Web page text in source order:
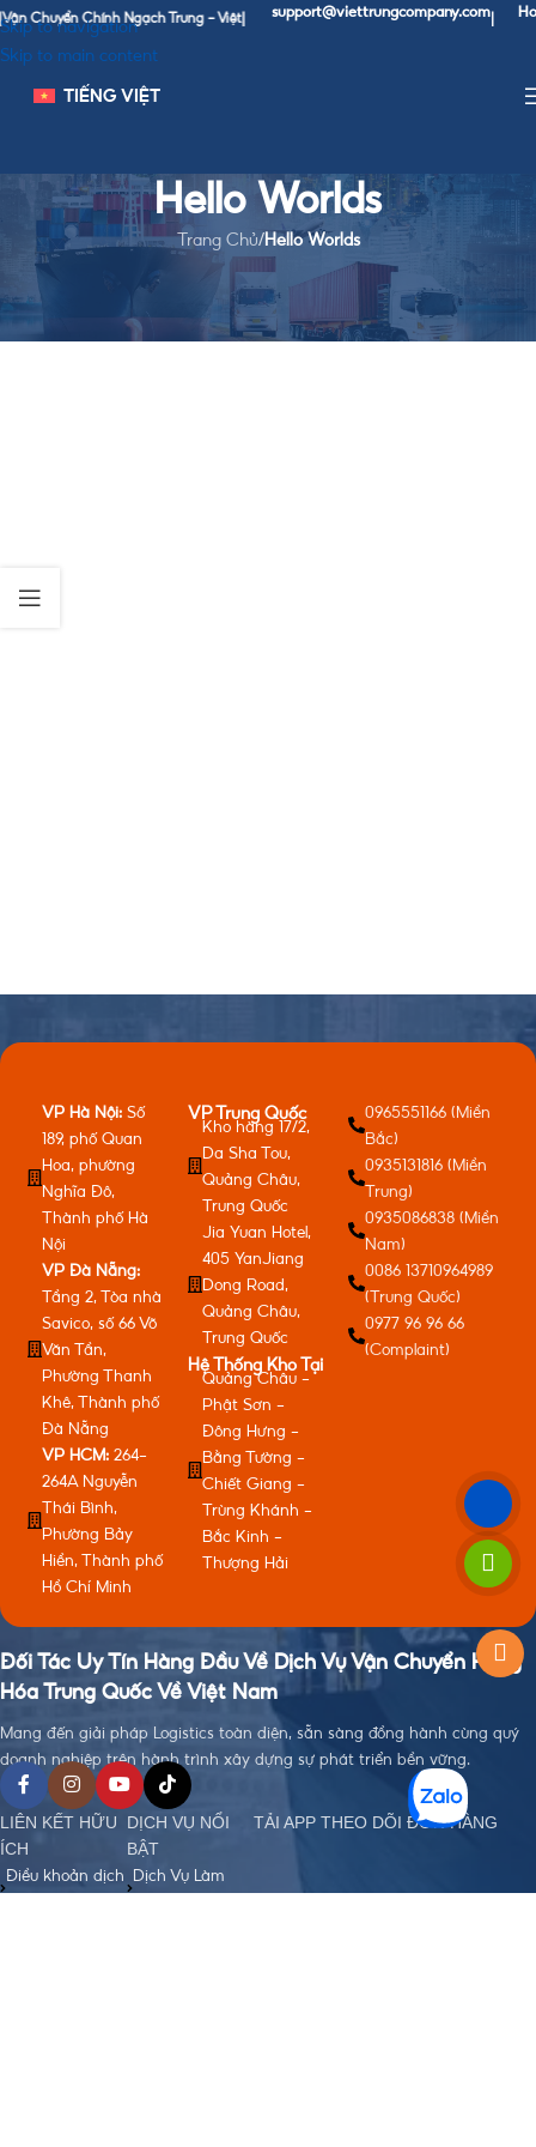
Skip to navigation
Skip to main content
Chuyển Chính Ngạch Trung - Việt| support@viettrungcompany.com|
TIẾNG VIỆT
Hello Worlds
Trang Chủ/Hello Worlds
VP Hà Nội: Số
189, phố Quan
Hoa, phường
Nghĩa Đô,
Thành phố Hà
Nội
VP Đà Nẵng:
Tầng 2, Tòa nhà
Savico, số 66 Võ
Văn Tần,
Phường Thanh
Khê, Thành phố
Đà Nẵng
VP HCM: 264-
264A Nguyễn
Thái Bình,
Phường Bảy
Hiền, Thành phố
Hồ Chí Minh
VP Trung Quốc
Kho hàng 17/2,
Da Sha Tou,
Quảng Châu,
Trung Quốc
Jia Yuan Hotel,
405 YanJiang
Dong Road,
Quảng Châu,
Trung Quốc
Hệ Thống Kho Tại
Quảng Châu -
Phật Sơn -
Đông Hưng -
Bằng Tường -
Chiết Giang -
Trùng Khánh -
Bắc Kinh -
Thượng Hải
0965551166 (Miền
Bắc)
0935131816 (Miền
Trung)
0935086838 (Miền
Nam)
0086 13710964989
(Trung Quốc)
0977 96 96 66
(Complaint)
Đối Tác Uy Tín Hàng Đầu Về Dịch Vụ Vận Chuyển Hàng
Hóa Trung Quốc Về Việt Nam
Mang đến giải pháp Logistics toàn diện, sẵn sàng đồng hành cùng quý
doanh nghiệp trên hành trình xây dựng sự phát triển bền vững.
LIÊN KẾT HỮU
ÍCH
Điều khoản dịch
DỊCH VỤ NỔI
BẬT
Dịch Vụ Làm
TẢI APP THEO DÕI ĐƠN HÀNG